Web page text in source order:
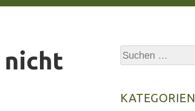
nicht
Suchen
nach:
KATEGORIEN